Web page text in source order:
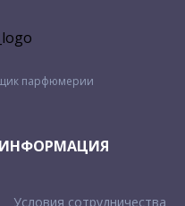
парфюмерии
ИНФОРМАЦИЯ
Условия сотрудничества